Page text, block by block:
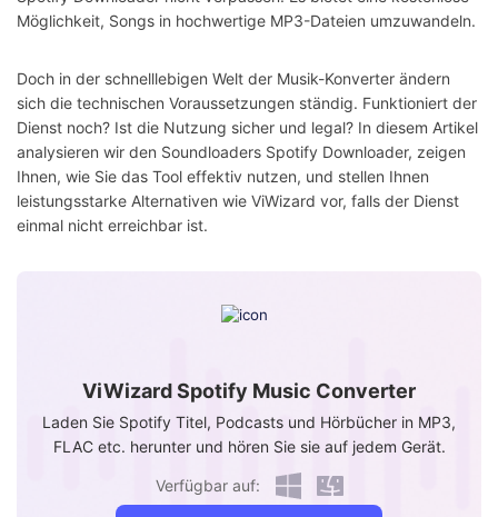
Möglichkeit, Songs in hochwertige MP3-Dateien umzuwandeln.
Doch in der schnelllebigen Welt der Musik-Konverter ändern
sich die technischen Voraussetzungen ständig. Funktioniert der
Dienst noch? Ist die Nutzung sicher und legal? In diesem Artikel
analysieren wir den Soundloaders Spotify Downloader, zeigen
Ihnen, wie Sie das Tool effektiv nutzen, und stellen Ihnen
leistungsstarke Alternativen wie ViWizard vor, falls der Dienst
einmal nicht erreichbar ist.
ViWizard Spotify Music Converter
Laden Sie Spotify Titel, Podcasts und Hörbücher in MP3,
FLAC etc. herunter und hören Sie sie auf jedem Gerät.
Verfügbar auf: